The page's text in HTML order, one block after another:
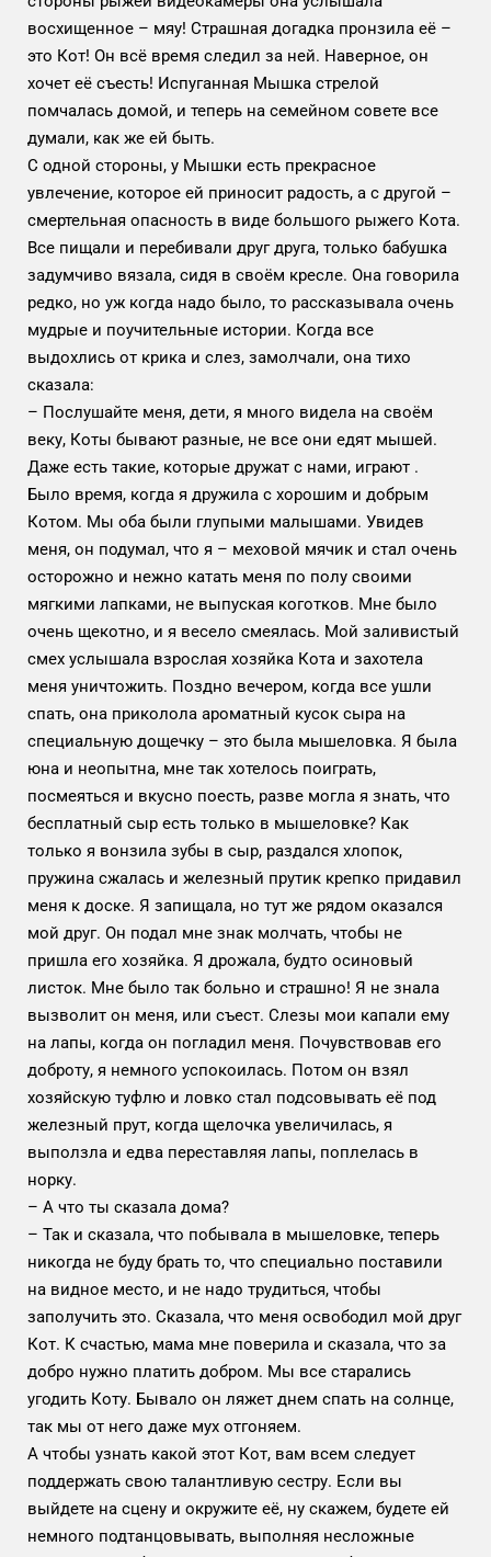
восхищенное – мяу! Страшная догадка пронзила её –
это Кот! Он всё время следил за ней. Наверное, он
хочет её съесть! Испуганная Мышка стрелой
помчалась домой, и теперь на семейном совете все
думали, как же ей быть.
С одной стороны, у Мышки есть прекрасное
увлечение, которое ей приносит радость, а с другой –
смертельная опасность в виде большого рыжего Кота.
Все пищали и перебивали друг друга, только бабушка
задумчиво вязала, сидя в своём кресле. Она говорила
редко, но уж когда надо было, то рассказывала очень
мудрые и поучительные истории. Когда все
выдохлись от крика и слез, замолчали, она тихо
сказала:
– Послушайте меня, дети, я много видела на своём
веку, Коты бывают разные, не все они едят мышей.
Даже есть такие, которые дружат с нами, играют .
Было время, когда я дружила с хорошим и добрым
Котом. Мы оба были глупыми малышами. Увидев
меня, он подумал, что я – меховой мячик и стал очень
осторожно и нежно катать меня по полу своими
мягкими лапками, не выпуская коготков. Мне было
очень щекотно, и я весело смеялась. Мой заливистый
смех услышала взрослая хозяйка Кота и захотела
меня уничтожить. Поздно вечером, когда все ушли
спать, она приколола ароматный кусок сыра на
специальную дощечку – это была мышеловка. Я была
юна и неопытна, мне так хотелось поиграть,
посмеяться и вкусно поесть, разве могла я знать, что
бесплатный сыр есть только в мышеловке? Как
только я вонзила зубы в сыр, раздался хлопок,
пружина сжалась и железный прутик крепко придавил
меня к доске. Я запищала, но тут же рядом оказался
мой друг. Он подал мне знак молчать, чтобы не
пришла его хозяйка. Я дрожала, будто осиновый
листок. Мне было так больно и страшно! Я не знала
вызволит он меня, или съест. Слезы мои капали ему
на лапы, когда он погладил меня. Почувствовав его
доброту, я немного успокоилась. Потом он взял
хозяйскую туфлю и ловко стал подсовывать её под
железный прут, когда щелочка увеличилась, я
выползла и едва переставляя лапы, поплелась в
норку.
– А что ты сказала дома?
– Так и сказала, что побывала в мышеловке, теперь
никогда не буду брать то, что специально поставили
на видное место, и не надо трудиться, чтобы
заполучить это. Сказала, что меня освободил мой друг
Кот. К счастью, мама мне поверила и сказала, что за
добро нужно платить добром. Мы все старались
угодить Коту. Бывало он ляжет днем спать на солнце,
так мы от него даже мух отгоняем.
А чтобы узнать какой этот Кот, вам всем следует
поддержать свою талантливую сестру. Если вы
выйдете на сцену и окружите её, ну скажем, будете ей
немного подтанцовывать, выполняя несложные